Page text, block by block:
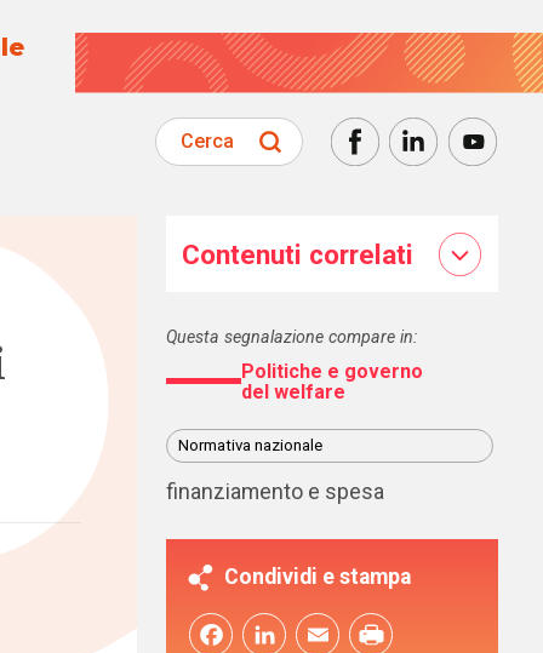
Cerca
Contenuti correlati
Questa segnalazione compare in:
Politiche e governo
del welfare
Normativa nazionale
finanziamento e spesa
Condividi e stampa
FacebookLinkedInEmail